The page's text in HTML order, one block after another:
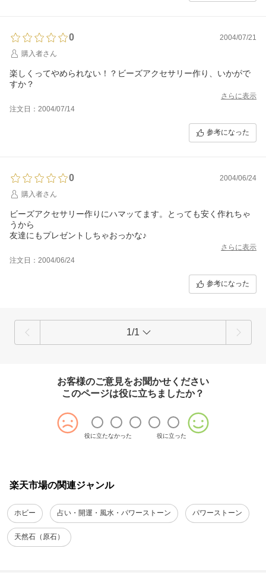
0
2004/07/21
購入者さん
楽しくってやめられない！？ビーズアクセサリー作り、いかがで
すか？
さらに表示
注文日：2004/07/14
参考になった
0
2004/06/24
購入者さん
ビーズアクセサリー作りにハマッてます。とっても安く作れちゃ
うから
友達にもプレゼントしちゃおっかな♪
さらに表示
注文日：2004/06/24
参考になった
1/1
お客様のご意見をお聞かせください
このページは役に立ちましたか？
役に立たなかった 役に立った
楽天市場の関連ジャンル
ホビー 占い・開運・風水・パワーストーン パワーストーン
天然石（原石）